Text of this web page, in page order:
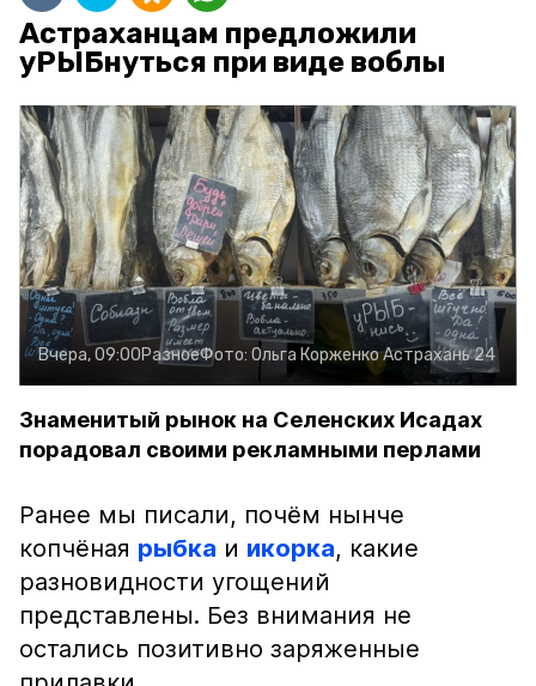
Астраханцам предложили
уРЫБнуться при виде воблы
Вчера, 09:00РазноеФото: Ольга КорженкоАстрахань 24
Знаменитый рынок на Селенских Исадах
порадовал своими рекламными перлами
Ранее мы писали, почём нынче
копчёная рыбка и икорка, какие
разновидности угощений
представлены. Без внимания не
остались позитивно заряженные